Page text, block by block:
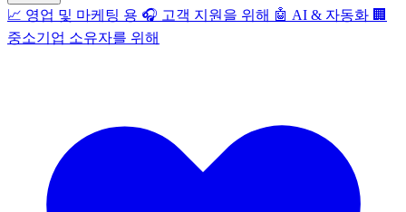
📈 영업 및 마케팅 용 🎧 고객 지원을 위해 🤖 AI & 자동화 🏢
중소기업 소유자를 위해